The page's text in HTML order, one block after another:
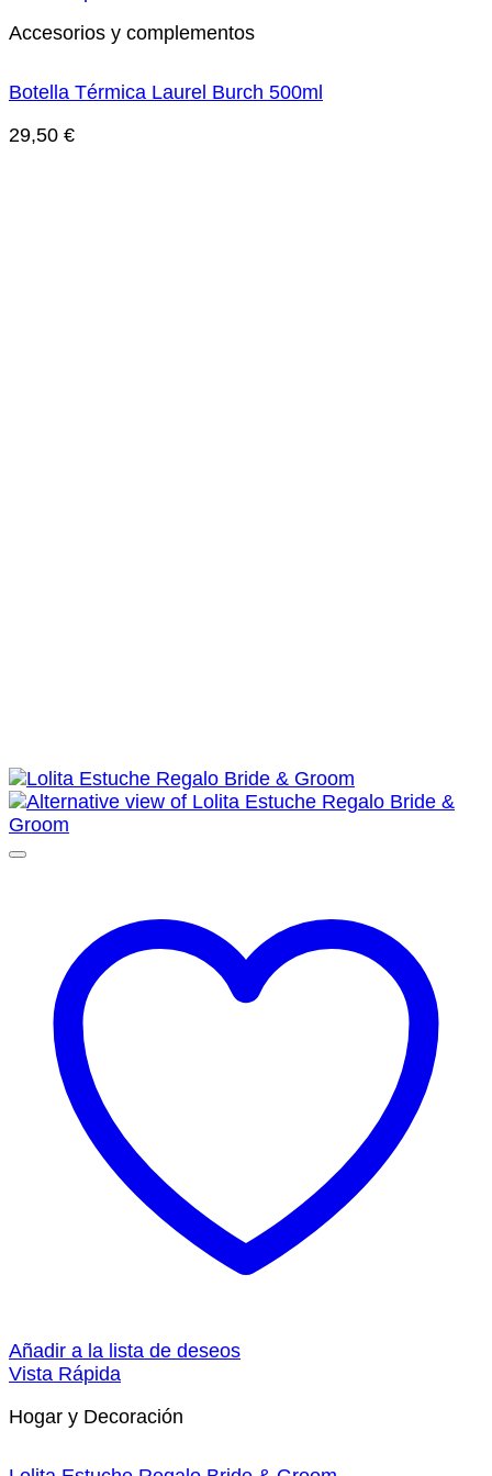
Accesorios y complementos
Botella Térmica Laurel Burch 500ml
29,50 €
Añadir a la lista de deseos
Vista Rápida
Hogar y Decoración